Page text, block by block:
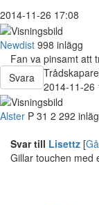
2014-11-26 17:08
Newdist 998 inlägg
Fan va pinsamt att
Svara
Trådskapare
2014-11-26
Alster P 31 2 292
Svar till Lisettz [
Gillar touchen med